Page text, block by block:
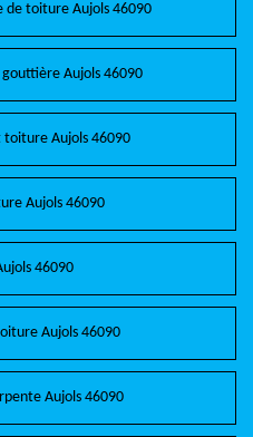
de toiture Aujols 46090
Aujols 46090
Aujols 46090
Aujols 46090
46090
Aujols 46090
Aujols 46090